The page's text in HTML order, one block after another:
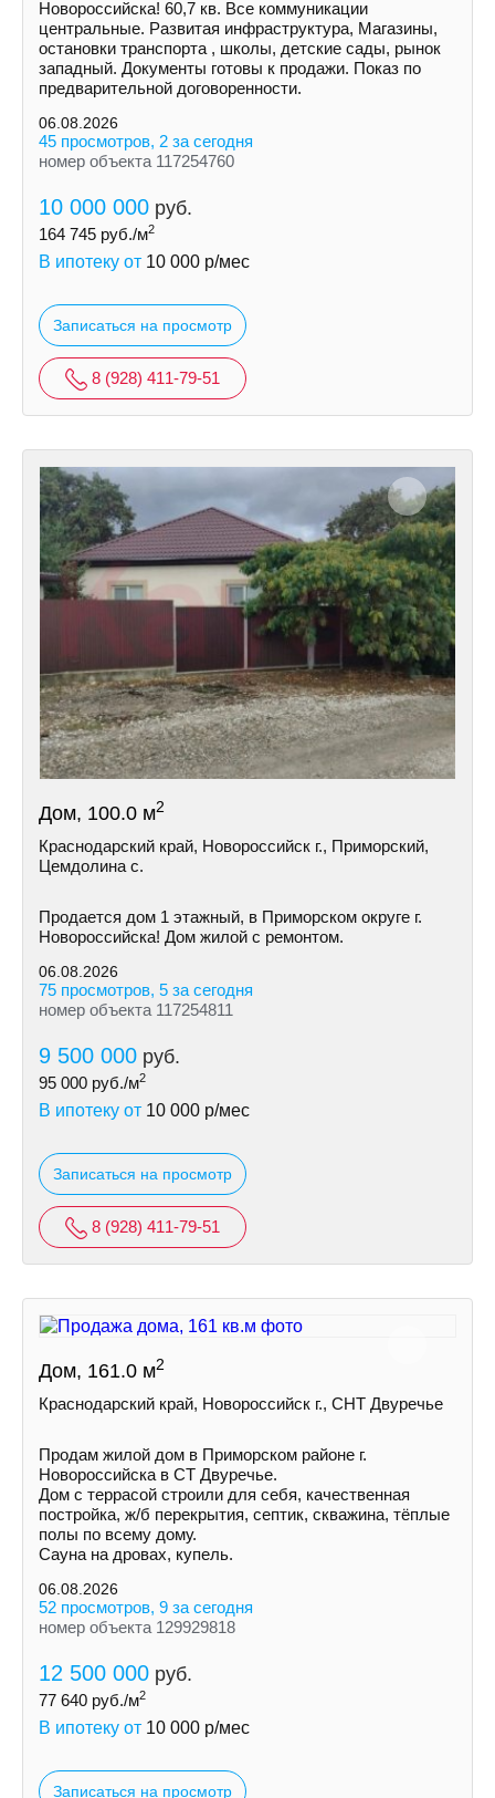
Новороссийска! 60,7 кв. Все коммуникации
центральные. Развитая инфраструктура, Магазины,
остановки транспорта , школы, детские сады, рынок
западный. Документы готовы к продажи. Показ по
предварительной договоренности.
06.08.2026
45 просмотров, 2 за сегодня
номер объекта 117254760
10 000 000 руб.
164 745 руб./м2
В ипотеку от 10 000 р/мес
Записаться на просмотр
8 (928) 411-79-51
Дом, 100.0 м2
Краснодарский край, Новороссийск г., Приморский,
Цемдолина с.
Продается дом 1 этажный, в Приморском округе г.
Новороссийска! Дом жилой с ремонтом.
06.08.2026
75 просмотров, 5 за сегодня
номер объекта 117254811
9 500 000 руб.
95 000 руб./м2
В ипотеку от 10 000 р/мес
Записаться на просмотр
8 (928) 411-79-51
Дом, 161.0 м2
Краснодарский край, Новороссийск г., СНТ Двуречье
Продам жилой дом в Приморском районе г.
Новороссийска в СТ Двуречье.
Дом с террасой строили для себя, качественная
постройка, ж/б перекрытия, септик, скважина, тёплые
полы по всему дому.
Сауна на дровах, купель.
06.08.2026
52 просмотров, 9 за сегодня
номер объекта 129929818
12 500 000 руб.
77 640 руб./м2
В ипотеку от 10 000 р/мес
Записаться на просмотр